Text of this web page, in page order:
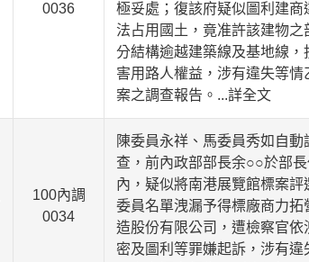
0036
極妥處；復該府疑似圖利建商
法占用國土，竟准許該建物之
分結構逾越建築線及基地線，
害用路人權益，涉有違失等情
案之調查報告。 ...詳全文
100內調
0034
陳委員永祥、馬委員秀如自動
查，前內政部部長余○○於部
內，疑似將南港展覽館標案評
委員名單洩漏予得標廠商力拓
造股份有限公司，遭檢察官依
密及圖利等罪嫌起訴，涉有違